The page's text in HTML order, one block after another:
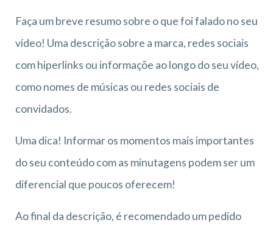
Faça um breve resumo sobre o que foi falado no seu
vídeo! Uma descrição sobre a marca, redes sociais
com hiperlinks ou informaçõe ao longo do seu vídeo,
como nomes de músicas ou redes sociais de
convidados.
Uma dica! Informar os momentos mais importantes
do seu conteúdo com as minutagens podem ser um
diferencial que poucos oferecem!
Ao final da descrição, é recomendado um pedido